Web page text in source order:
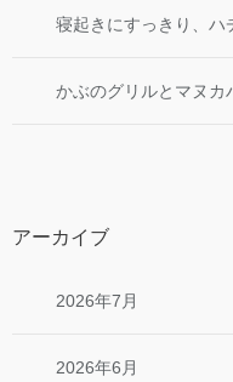
寝起きにすっきり、ハ
かぶのグリルとマヌカ
アーカイブ
2026年7月
2026年6月